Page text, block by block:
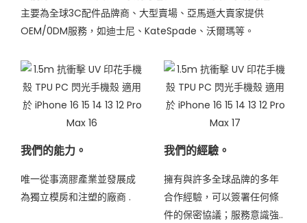
主要為全球3C配件品牌商、大型賣場、亞馬遜大賣家提供
OEM/0DM服務，如迪士尼、KateSpade、沃爾瑪等。
我們的能力。
唯一從事滴膠產業並發展成
為獨立模房和注塑的廠商 .
我們的經驗。
擁有與許多全球品牌的多年
合作經驗，可以簽署任何條
件的保密協議；服務意識強..